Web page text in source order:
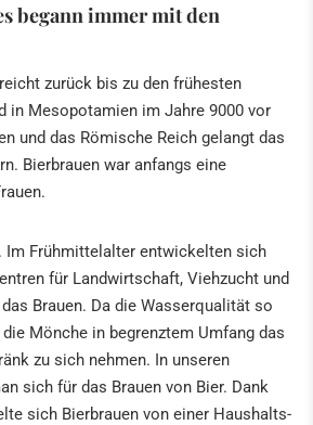
begann immer mit den
zurück bis zu den frühesten
in Mesopotamien im Jahre 9000 vor
und das Römische Reich gelangt das
Bierbrauen war anfangs eine
Im Frühmittelalter entwickelten sich
für Landwirtschaft, Viehzucht und
Brauen. Da die Wasserqualität so
Mönche in begrenztem Umfang das
zu sich nehmen. In unseren
sich für das Brauen von Bier. Dank
sich Bierbrauen von einer Haushalts-